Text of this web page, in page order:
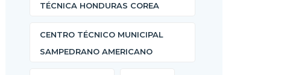
TÉCNICA HONDURAS COREA
CENTRO TÉCNICO MUNICIPAL
SAMPEDRANO AMERICANO